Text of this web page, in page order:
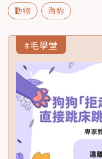
動物 海豹
#毛學堂